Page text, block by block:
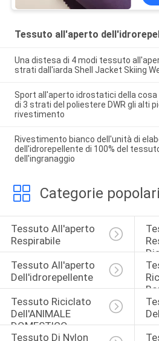
Tessuto all'aperto
Una distesa di 4 modi tessuto
strati dall'iarda Shell Jacket Skiing
Sport all'aperto idrostatici della
di 3 strati del poliestere DWR gli alti
rivestimento
Rivestimento bianco dell'unità di
dell'idrorepellente di 100% del
dell'ingranaggio
Categorie popolari
Tessuto All'aperto
Respirabile
Tessuto All'aperto
Dell'idrorepellente
Tessuto Riciclato
Dell'ANIMALE
DOMESTICO
Tessuto Di Nylon